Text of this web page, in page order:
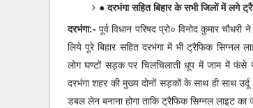
● दरभंगा सहित बिहार के सभी जिलों में लगे
दरभंगा:- पूर्व विधान परिषद प्रो० विनोद कुमार
लिये पूरे बिहार सहित दरभंगा में भी ट्रैफिक सिग्नल
लोग घण्टों सड़क पर चिलचिलाती धूप में जाम में
दरभंगा शहर की मुख्य दोनों सड़कों के साथ ही साथ
डबल लेन बनाना होगा ताकि ट्रैफिक सिग्नल लाइट का